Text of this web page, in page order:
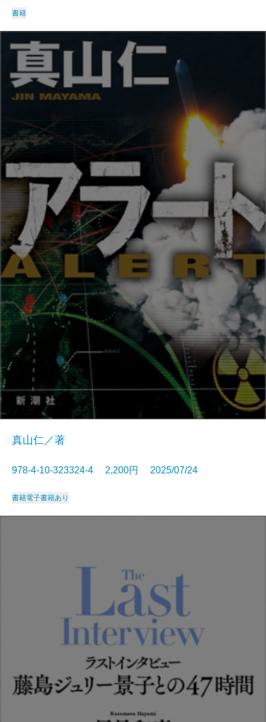
書籍
真山仁／著
978-4-10-323324-4 2,200円 2025/07/24
書籍電子書籍あり